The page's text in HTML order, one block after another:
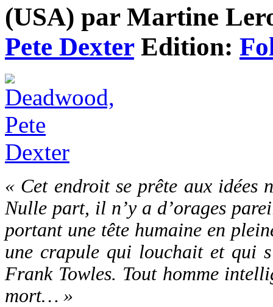
(USA) par Martine
Pete DexterEdition:
« Cet endroit se prête aux
Nulle part, il n’y a d’orages
portant une tête humaine en
une crapule qui louchait et qui
Frank Towles. Tout homme
mort… »